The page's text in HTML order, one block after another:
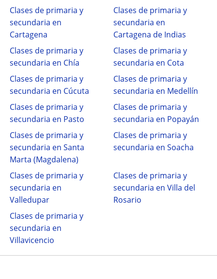
Clases de primaria y
secundaria en
Cartagena
Clases de primaria y
secundaria en
Cartagena de Indias
Clases de primaria y
secundaria en Chía
Clases de primaria y
secundaria en Cota
Clases de primaria y
secundaria en Cúcuta
Clases de primaria y
secundaria en Medellín
Clases de primaria y
secundaria en Pasto
Clases de primaria y
secundaria en Popayán
Clases de primaria y
secundaria en Santa
Marta (Magdalena)
Clases de primaria y
secundaria en Soacha
Clases de primaria y
secundaria en
Valledupar
Clases de primaria y
secundaria en Villa del
Rosario
Clases de primaria y
secundaria en
Villavicencio